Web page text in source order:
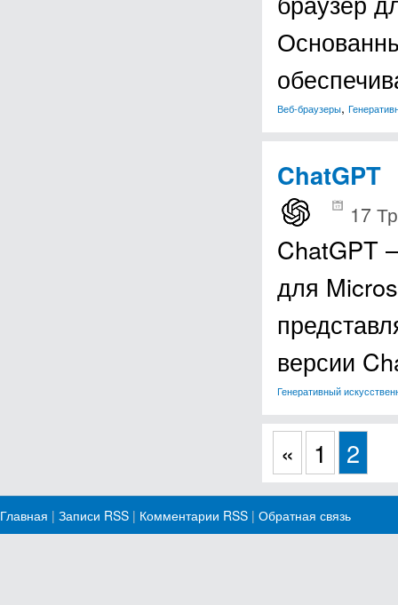
Веб-браузеры,
ChatGPT
17
ChatGPT
для
версии
Генеративный
« 1 2
Главная | Записи RSS | Комментарии RSS | Обратная связь